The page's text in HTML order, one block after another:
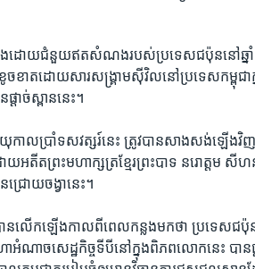
ង​ដោយ​ជំនួយ​ឥត​សំណង​របស់​ប្រទេស​ជប៉ុន​នៅ​ឆ្នាំ​
យ​ខូច​ខាត​ដោយ​សារ​សង្គ្រាម​ស៊ីវិល​នៅ​ប្រទេស​កម្ពុជា​
ាច់​ស្ពាន​នេះ។
យុ​កាល​ប្រាំ​ទសវត្សរ៍​នេះ​ ត្រូវ​បាន​សាងសង់​ឡើ
តីត​ព្រះ​មហាក្សត្រ​ខ្មែរ​ព្រះបាទ​ នរោត្តម សីហ
រោយចង្វា​នេះ។
ាន​លើកឡើង​កាល​ពី​ពេល​កន្លង​មក​ថា​ ប្រទេស​ជប៉ុ
ា​អំណាច​សេដ្ឋកិច្ច​ទីបី​នៅ​ក្នុង​ពិភពលោក​នេះ ​បាន​